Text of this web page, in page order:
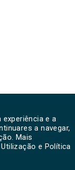
e a
a navegar,
Mais
e Política